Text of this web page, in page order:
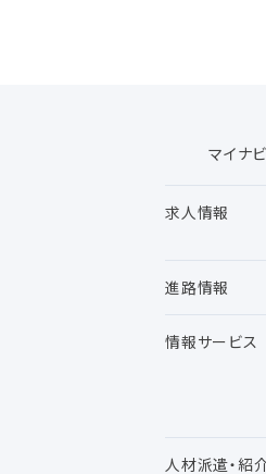
マイナ
求人情報
進路情報
情報サービス
人材派遣・紹